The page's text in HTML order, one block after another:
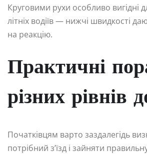
Круговими рухи особливо вигідні
літніх водіїв — нижчі швидкості
на реакцію.
Практичні
різних рівнів
Початківцям варто заздалегідь
потрібний з’їзд і зайняти